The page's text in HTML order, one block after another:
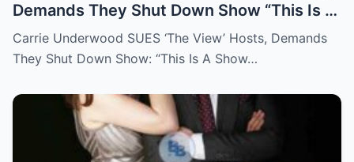
Demands They Shut Down Show “This Is A
Show That Lies To Its Viewers”
Carrie Underwood SUES ‘The View’ Hosts, Demands
They Shut Down Show: “This Is A Show…